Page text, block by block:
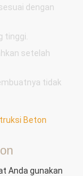
dengan
tinggi.
setelah
tidak
Beton
Anda gunakan